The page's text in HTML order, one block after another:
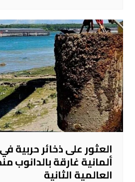
العثور على ذخائر
ألمانية غارقة بالدانوب
العالمية الثانية